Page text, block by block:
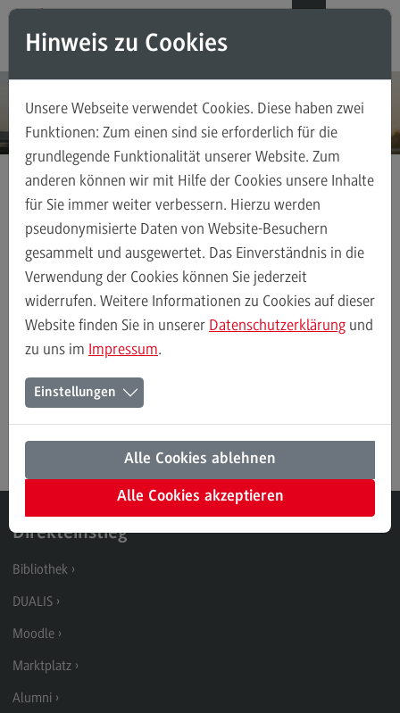
Direkt zum Inhalt
Direkt zum Hauptmenu
Direkt zum Footer
Modul-O-Mat
Masterstudiengänge
Accounting, Controlling, Taxation
Accounting, Controlling, Taxation
Modulangebot
Berufsperspektiven
Kontakt
Advanced Practice in Healthcare
Advanced Practice in Healthcare
Rahmenbedingungen
Modulangebot
Bauingenieurwesen
Bauingenieurwesen
Rahmenbedingungen
Data Science and Artificial Intelligence
Anmeldung Veranstaltungen Bauingenieurwesen Vortrag
Derzeit ist kein Fachvortrag geplant.
Kontakt
Schwarz , Sebastian
Direkteinstieg
Bibliothek
DUALIS
Moodle
Marktplatz
Alumni
Hinweis zu Cookies
Unsere Webseite verwendet Cookies. Diese haben zwei
Funktionen: Zum einen sind sie erforderlich für die
grundlegende Funktionalität unserer Website. Zum
anderen können wir mit Hilfe der Cookies unsere Inhalte
für Sie immer weiter verbessern. Hierzu werden
pseudonymisierte Daten von Website-Besuchern
gesammelt und ausgewertet. Das Einverständnis in die
Verwendung der Cookies können Sie jederzeit
widerrufen. Weitere Informationen zu Cookies auf dieser
Website finden Sie in unserer Datenschutzerklärung und
zu uns im Impressum.
Einstellungen
Alle Cookies ablehnen
Alle Cookies akzeptieren